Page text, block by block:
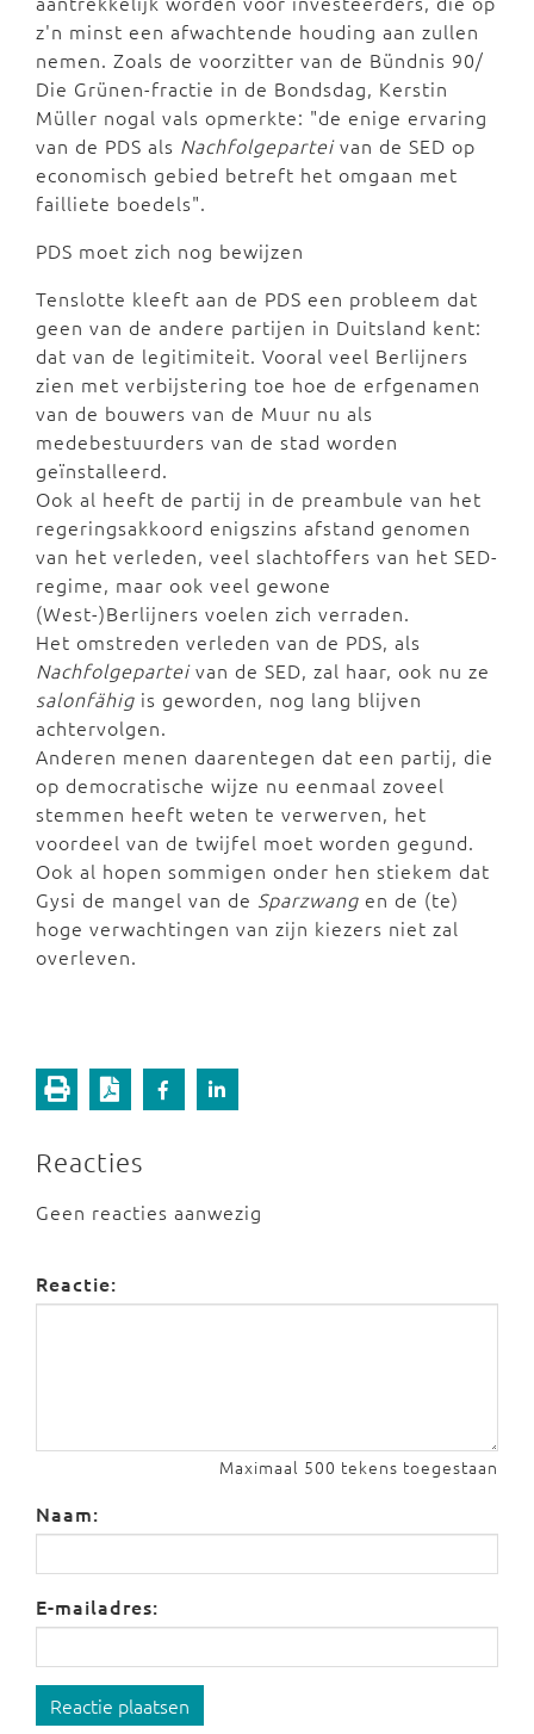
z'n minst een afwachtende houding aan zullen
nemen. Zoals de voorzitter van de Bündnis 90/
Die Grünen-fractie in de Bondsdag, Kerstin
Müller nogal vals opmerkte: "de enige ervaring
van de PDS als Nachfolgeparteivan de SED op
economisch gebied betreft het omgaan met
failliete boedels".
PDS moet zich nog bewijzen
Tenslotte kleeft aan de PDS een probleem dat
geen van de andere partijen in Duitsland kent:
dat van de legitimiteit. Vooral veel Berlijners
zien met verbijstering toe hoe de erfgenamen
van de bouwers van de Muur nu als
medebestuurders van de stad worden
geïnstalleerd.
Ook al heeft de partij in de preambule van het
regeringsakkoord enigszins afstand genomen
van het verleden, veel slachtoffers van het SED-
regime, maar ook veel gewone
(West-)Berlijners voelen zich verraden.
Het omstreden verleden van de PDS, als
Nachfolgeparteivan de SED, zal haar, ook nu ze
salonfähig is geworden, nog lang blijven
achtervolgen.
Anderen menen daarentegen dat een partij, die
op democratische wijze nu eenmaal zoveel
stemmen heeft weten te verwerven, het
voordeel van de twijfel moet worden gegund.
Ook al hopen sommigen onder hen stiekem dat
Gysi de mangel van de Sparzwang en de (te)
hoge verwachtingen van zijn kiezers niet zal
overleven.
Reacties
Geen reacties aanwezig
Reactie:
Maximaal 500 tekens toegestaan
Naam:
E-mailadres:
Reactie plaatsen